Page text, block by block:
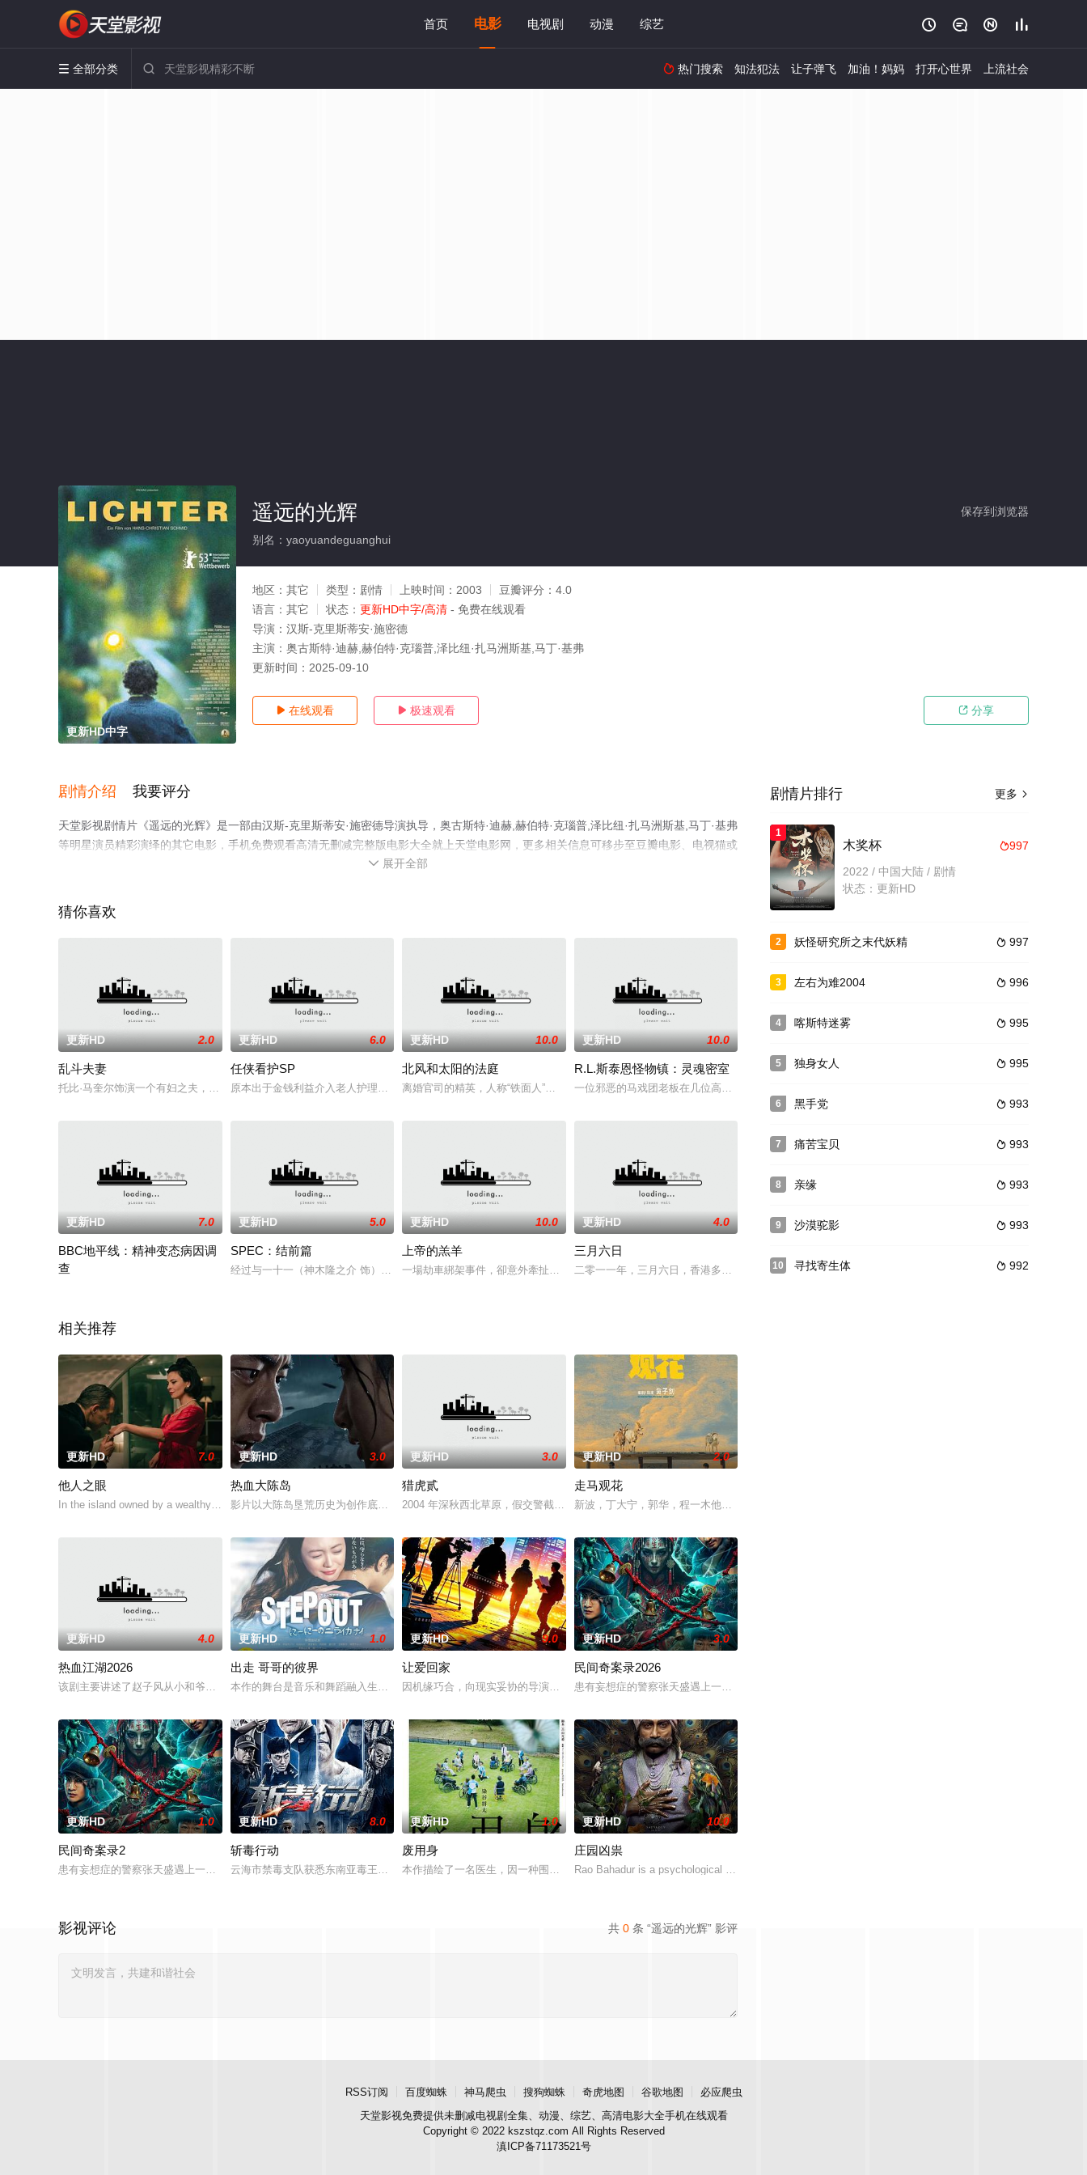
首页 电影 电视剧 动漫 综艺    
 全部分类   热门搜索 知法犯法 让子弹飞 加油！妈妈 打开心世界 上流社会
更新HD中字
保存到浏览器
遥远的光辉
别名：yaoyuandeguanghui
地区： 其它 类型： 剧情 上映时间： 2003 豆瓣评分： 4.0
语言： 其它 状态： 更新HD中字/高清 - 免费在线观看
导演： 汉斯-克里斯蒂安·施密德
主演： 奥古斯特·迪赫,赫伯特·克瑙普,泽比纽·扎马洲斯基,马丁·基弗
更新时间： 2025-09-10
 在线观看  极速观看  分享
剧情介绍 我要评分
天堂影视剧情片《遥远的光辉》是一部由汉斯-克里斯蒂安·施密德导演执导，奥古斯特·迪赫,赫伯特·克瑙普,泽比纽·扎马洲斯基,马丁·基弗
等明星演员精彩演绎的其它电影，手机免费观看高清无删减完整版电影大全就上天堂电影网，更多相关信息可移步至豆瓣电影、电视猫或
 展开全部
猜你喜欢
更新HD 2.0
乱斗夫妻
托比·马奎尔饰演一个有妇之夫，越来越没激情的夫妻生活让他走起了出轨的心思，心动不如行动，但接踵而至的种种棘手状况令他始料未及...
更新HD 6.0
任侠看护SP
原本出于金钱利益介入老人护理领域的黑社会成员翼彦一（草彅剛 饰），却在一系列事件内心经历了前所未有的洗礼。如今的他早已退出赖以成名
更新HD 10.0
北风和太阳的法庭
离婚官司的精英，人称“铁面人”的樱川风香（波瑠）是毫不姑息打倒对方的北风般的律师。与其截然相反，麴谷阳太（冈田将生）则是无论怎样复
更新HD 10.0
R.L.斯泰恩怪物镇：灵魂密室
一位邪恶的马戏团老板在几位高中生的小镇上演“鬼屋”，他们必须抗拒他的魔咒。
更新HD 7.0
BBC地平线：精神变态病因调
查
更新HD 5.0
SPEC：结前篇
经过与一十一（神木隆之介 饰）的恶战，濑文焚流（加濑亮 饰）身受重伤，命几不保。在此期间，青池里子（栗山千明 饰）随女儿小润（森山
更新HD 10.0
上帝的羔羊
一場劫車綁架事件，卻意外牽扯出一個家庭三代之間的愛恨糾葛。上帝的羔羊，原指耶穌基督願順服上帝的旨意，犧牲自己去換取對世人的寬恕。而
更新HD 4.0
三月六日
二零一一年，三月六日，香港多个团体发起反财政预算案大游行，晚上二百多人依然在皇后大道中静坐。示威
相关推荐
更新HD 7.0
他人之眼
In the island owned by a wealthy Marquis, Elena's arrival mar
更新HD 3.0
热血大陈岛
影片以大陈岛垦荒历史为创作底色，在尊重历史真实性的前提下，以年轻化、科技化的光影语言活化红色记忆，生动诠释了“艰苦创业、奋发图强、
更新HD 3.0
猎虎贰
2004 年深秋西北草原，假交警截停铜矿押运车，炸药破箱、两命陨灭，悍匪携枪遁入茫茫戈壁。刑警杨志刚凭现场足迹与痕迹精准锁凶，追凶
更新HD 2.0
走马观花
新波，丁大宁，郭华，程一木他们毕业于同一所大学。他们和很多年轻人一样，自以为是，敏感错弱，没有被
更新HD 4.0
热血江湖2026
该剧主要讲述了赵子风从小和爷爷在乡下习武，长大后从乡野来到大城市寻找自己的一处立足之地。在这样一个充满快节奏、充满利益的城市，子风
更新HD 1.0
出走 哥哥的彼界
本作的舞台是音乐和舞蹈融入生活的冲绳。与母亲朱音、妹妹舞一起生活的照屋踊，憧憬舞蹈学校的丽莎，开始了舞蹈生涯。朱音为了支撑家数在酒
更新HD 9.0
让爱回家
因机缘巧合，向现实妥协的导演朱达仁萌生拍一部《河南人在北京》电影的念头，在说服主编姚松、老乡韩战、二房东杨小强加入后，一路曲折式“
更新HD 3.0
民间奇案录2026
患有妄想症的警察张天盛遇上一起离奇的神像杀人事件，勘案过程中，牵引出“婴胎报仇”，“娘娘索命”等一连
更新HD 1.0
民间奇案录2
患有妄想症的警察张天盛遇上一起离奇的神像杀人事件，勘案过程中，牵引出“婴胎报仇”，“娘娘索命”等一连串妖异事件，张天盛虽被种种诡怪
更新HD 8.0
斩毒行动
云海市禁毒支队获悉东南亚毒王廖爷将携600余公斤毒品来云交易，火速成立“斩毒行动”专案组，借调警员安迪参战。首轮毒贩阿泰交易败露被
更新HD 1.0
废用身
本作描绘了一名医生，因一种围绕“废用身”——因瘫痪等原因已无恢复可能的四肢——的治疗方法，而一步步踏入在追求理想的理性与疯狂之间摇
更新HD 10.0
庄园凶祟
Rao Bahadur is a psychological drama set against the backdrop of
共 0 条 “遥远的光辉” 影评
影视评论
更多 
剧情片排行
1
997
木奖杯
2022 / 中国大陆 / 剧情
状态：更新HD
2  997
妖怪研究所之末代妖精
3  996
左右为难2004
4  995
喀斯特迷雾
5  995
独身女人
6  993
黑手党
7  993
痛苦宝贝
8  993
亲缘
9  993
沙漠驼影
10  992
寻找寄生体
RSS订阅 百度蜘蛛 神马爬虫 搜狗蜘蛛 奇虎地图 谷歌地图
必应爬虫
天堂影视免费提供未删减电视剧全集、动漫、综艺、高清电影大全手机在线观看
Copyright © 2022 kszstqz.com All Rights Reserved
滇ICP备71173521号